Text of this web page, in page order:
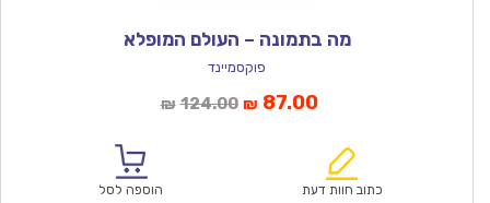
מה בתמונה – העולם המופלא
פוקסמיינד
₪ 124.00המחיר
₪124.00.
₪ 87.00המחיר
הוא:
כתוב חוות דעת הוספה לסל